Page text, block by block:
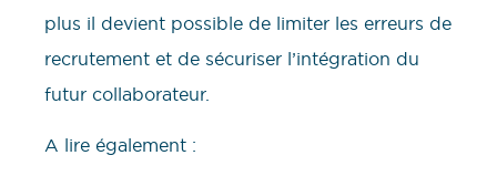
plus il devient possible de limiter les erreurs de
recrutement et de sécuriser l’intégration du
futur collaborateur.
A lire également :